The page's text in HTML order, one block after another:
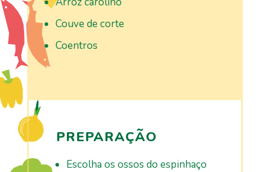
Couve de corte
Coentros
PREPARAÇÃO
Escolha os ossos do espinhaço